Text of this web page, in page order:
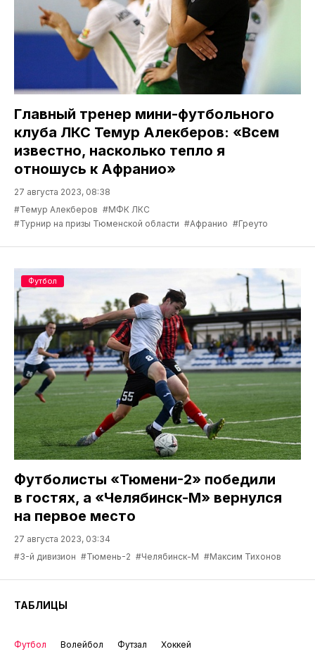
Главный тренер мини-футбольного
клуба ЛКС Темур Алекберов: «Всем
известно, насколько тепло я
отношусь к Афранио»
27 августа 2023, 08:38
#Темур Алекберов #МФК ЛКС
#Турнир на призы Тюменской области #Афранио #Греуто
Футболисты «Тюмени-2» победили
в гостях, а «Челябинск-М» вернулся
на первое место
27 августа 2023, 03:34
#3-й дивизион #Тюмень-2 #Челябинск-М #Максим Тихонов
Футбол
ТАБЛИЦЫ
Футбол Волейбол Футзал Хоккей